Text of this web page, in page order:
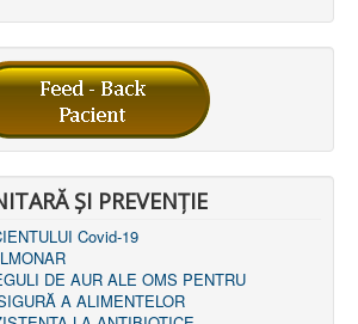
ȘI PREVENȚIE
Covid-19
DE AUR ALE OMS PENTRU
A ALIMENTELOR